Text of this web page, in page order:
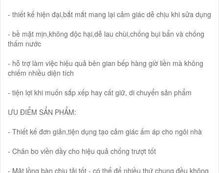
- thiết kế hiện đại,bắt mắt mang lại cảm giác dễ chịu khi sửa dụng
- bề mặt mịn,không độc hại,dễ lau chùi,chống bụi bẩn và chống
thấm nước
- hỗ trợ làm việc hiệu quả bên gian bếp hàng giờ liền mà không
chiếm nhiều diện tích
- tiện lợi khi muốn sắp xếp hay cất giữ, di chuyển sản phẩm
ƯU ĐIỂM SẨN PHẨM:
- Thiết kế đơn giản,tiện dụng tạo cảm giác ấm áp cho ngôi nhà
- Chân bo viền dầy cho hiệu quả chống trượt tốt
- Mặt lồng bàn chịu tải tốt - có thể để nhiều thứ chung đều không